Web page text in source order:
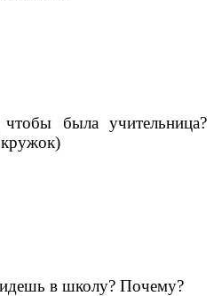
была учительница?
в школу? Почему?